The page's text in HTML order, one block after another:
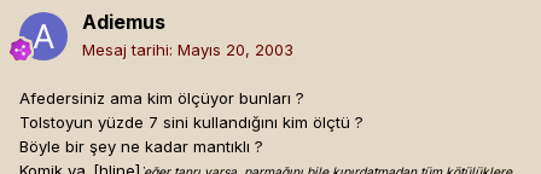
Adiemus
Mesaj tarihi: Mayıs 20, 2003
Afedersiniz ama kim ölçüyor bunları ?
Tolstoyun yüzde 7 sini kullandığını kim ölçtü ?
Böyle bir şey ne kadar mantıklı ?